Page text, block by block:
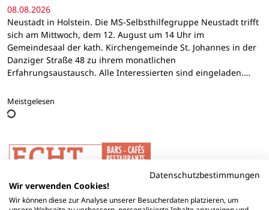
08.08.2026
Neustadt in Holstein. Die MS-Selbsthilfegruppe Neustadt trifft
sich am Mittwoch, dem 12. August um 14 Uhr im
Gemeindesaal der kath. Kirchengemeinde St. Johannes in der
Danziger Straße 48 zu ihrem monatlichen
Erfahrungsaustausch. Alle Interessierten sind eingeladen.…
Meistgelesen
Datenschutzbestimmungen
Wir verwenden Cookies!
Wir können diese zur Analyse unserer Besucherdaten platzieren, um